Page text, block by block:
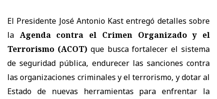
El Presidente José Antonio Kast entregó detalles sobre
la Agenda contra el Crimen Organizado y el
Terrorismo (ACOT)que busca fortalecer el sistema
de seguridad pública, endurecer las sanciones contra
las organizaciones criminales y el terrorismo, y dotar al
Estado de nuevas herramientas para enfrentar la